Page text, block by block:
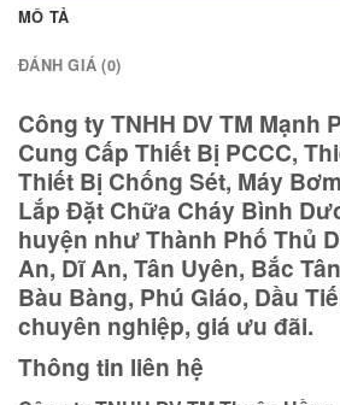
MÔ TẢ
ĐÁNH GIÁ (0)
Công ty TNHH DV TM Mạnh
Cung Cấp Thiết Bị PCCC,
Thiết Bị Chống Sét, Máy
Lắp Đặt Chữa Cháy Bình
huyện như Thành Phố Thủ
An, Dĩ An, Tân Uyên, Bắc
Bàu Bàng, Phú Giáo, Dầu
chuyên nghiệp, giá ưu đãi.
Thông tin liên hệ